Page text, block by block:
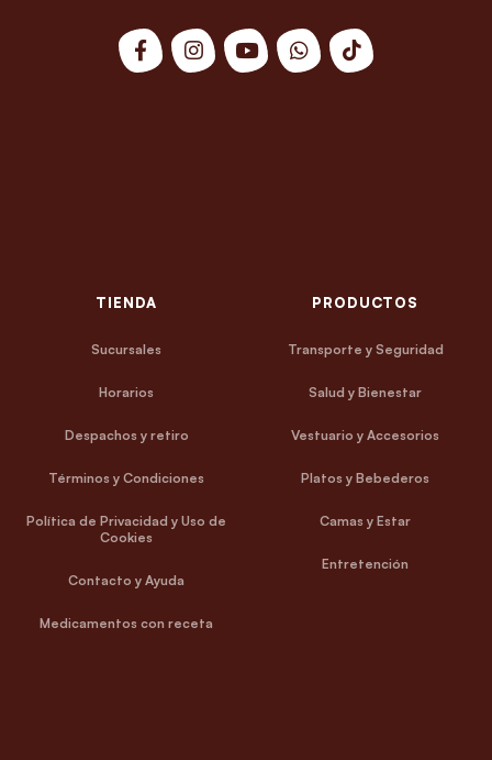
TIENDA
Sucursales
Horarios
Despachos y retiro
Términos y Condiciones
Política de Privacidad y Uso de
Cookies
Contacto y Ayuda
Medicamentos con receta
PRODUCTOS
Transporte y Seguridad
Salud y Bienestar
Vestuario y Accesorios
Platos y Bebederos
Camas y Estar
Entretención